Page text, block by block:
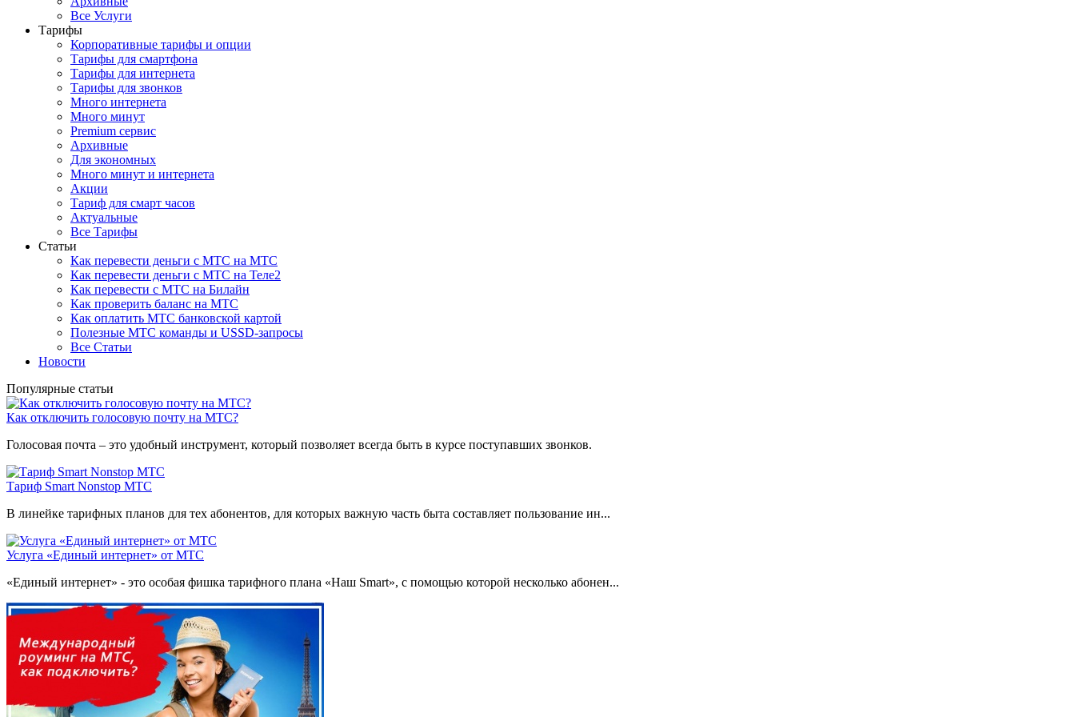
Все Услуги
Тарифы
Корпоративные тарифы и опции
Тарифы для смартфона
Тарифы для интернета
Тарифы для звонков
Много интернета
Много минут
Premium сервис
Архивные
Для экономных
Много минут и интернета
Акции
Тариф для смарт часов
Актуальные
Все Тарифы
Статьи
Как перевести деньги с МТС на МТС
Как перевести деньги с МТС на Теле2
Как перевести с МТС на Билайн
Как проверить баланс на МТС
Как оплатить МТС банковской картой
Полезные МТС команды и USSD-запросы
Все Статьи
Новости
Популярные статьи
Как отключить голосовую почту на МТС?
Голосовая почта – это удобный инструмент, который позволяет всегда быть в курсе поступавших звонков.
Тариф Smart Nonstop МТС
В линейке тарифных планов для тех абонентов, для которых важную часть быта составляет пользование ин...
Услуга «Единый интернет» от МТС
«Единый интернет» - это особая фишка тарифного плана «Наш Smart», с помощью которой несколько абонен...